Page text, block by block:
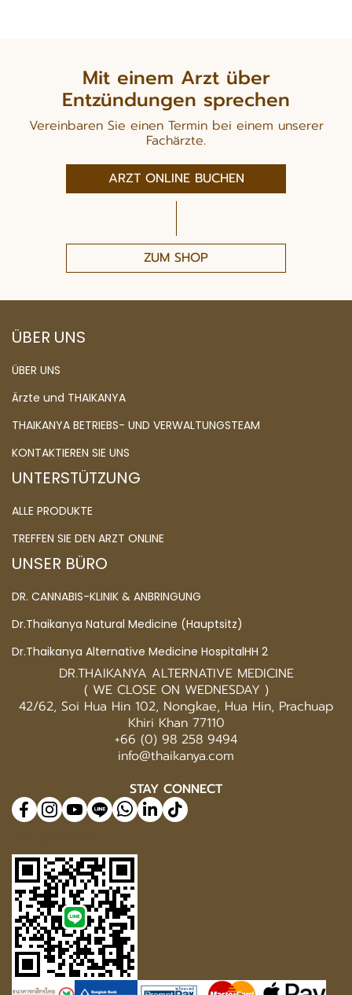
Mit einem Arzt über
Entzündungen sprechen
Vereinbaren Sie einen Termin bei einem unserer
Fachärzte.
ARZT ONLINE BUCHEN
ZUM SHOP
ÜBER UNS
ÜBER UNS
Ärzte und THAIKANYA
THAIKANYA BETRIEBS- UND VERWALTUNGSTEAM
KONTAKTIEREN SIE UNS
UNTERSTÜTZUNG
ALLE PRODUKTE
TREFFEN SIE DEN ARZT ONLINE
UNSER BÜRO
DR. CANNABIS-KLINIK & ANBRINGUNG
Dr.Thaikanya Natural Medicine (Hauptsitz)
Dr.Thaikanya Alternative Medicine HospitalHH 2
DR.THAIKANYA ALTERNATIVE MEDICINE
( WE CLOSE ON WEDNESDAY )
42/62, Soi Hua Hin 102, Nongkae, Hua Hin, Prachuap
Khiri Khan 77110
+66 (0) 98 258 9494
info@thaikanya.com
STAY CONNECT